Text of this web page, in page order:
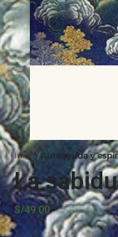
Inicio Autoayuda y
La
S/49.00